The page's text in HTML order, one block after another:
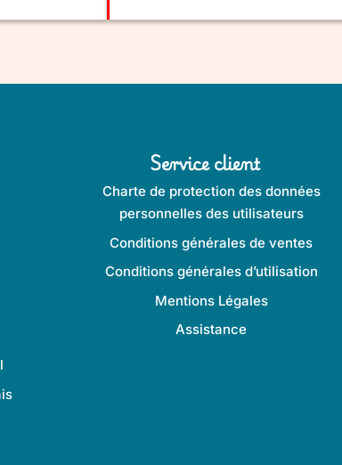
de Classeur
HT
Service client
Charte de protection des données
personnelles des utilisateurs
Conditions générales de ventes
Conditions générales d’utilisation
Mentions Légales
Assistance